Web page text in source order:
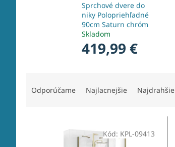
Sprchové dvere do
niky Polopriehľadné
90cm Saturn chróm
Skladom
419,99 €
Odporúčame Najlacnejšie Najdrahšie
Kód: KPL-09413